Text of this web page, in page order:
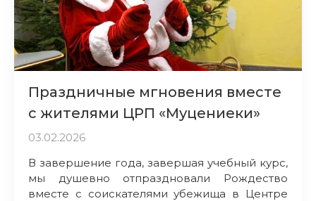
Праздничные мгновения вместе
с жителями ЦРП «Муцениеки»
03.02.2026
В завершение года, завершая учебный курс,
мы душевно отпраздновали Рождество
вместе с соискателями убежища в Центре